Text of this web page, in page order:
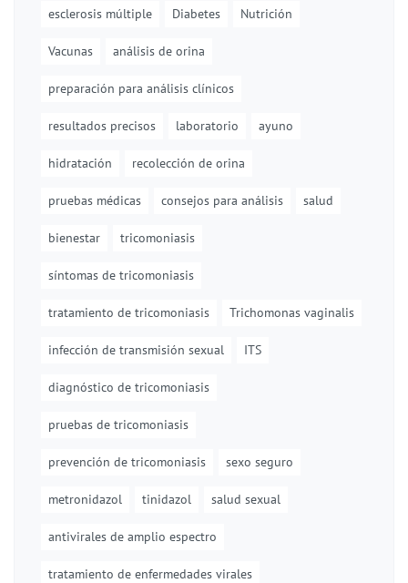
esclerosis múltiple Diabetes Nutrición
Vacunas análisis de orina
preparación para análisis clínicos
resultados precisos laboratorio ayuno
hidratación recolección de orina
pruebas médicas consejos para análisis salud
bienestar tricomoniasis
síntomas de tricomoniasis
tratamiento de tricomoniasis Trichomonas vaginalis
infección de transmisión sexual ITS
diagnóstico de tricomoniasis
pruebas de tricomoniasis
prevención de tricomoniasis sexo seguro
metronidazol tinidazol salud sexual
antivirales de amplio espectro
tratamiento de enfermedades virales